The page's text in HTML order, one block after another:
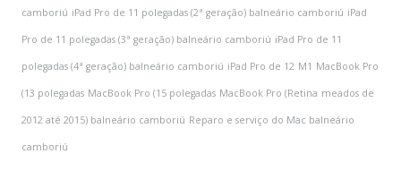
camboriú iPad Pro de 11 polegadas (2ª geração) balneário camboriú iPad
Pro de 11 polegadas (3ª geração) balneário camboriú iPad Pro de 11
polegadas (4ª geração) balneário camboriú iPad Pro de 12 M1 MacBook Pro
(13 polegadas MacBook Pro (15 polegadas MacBook Pro (Retina meados de
2012 até 2015) balneário camboriú Reparo e serviço do Mac balneário
camboriú